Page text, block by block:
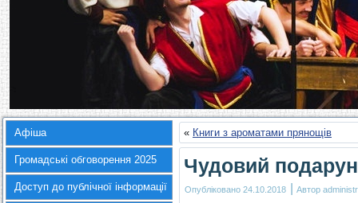
Афіша
Громадські обговорення 2025
Доступ до публічної інформації
« Книги з ароматами прянощів
Чудовий
Опубліковано 24.10.2018 | Автор